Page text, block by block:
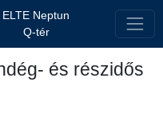
ELTE Neptun
Q-tér
és részidős